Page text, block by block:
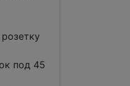
под 45